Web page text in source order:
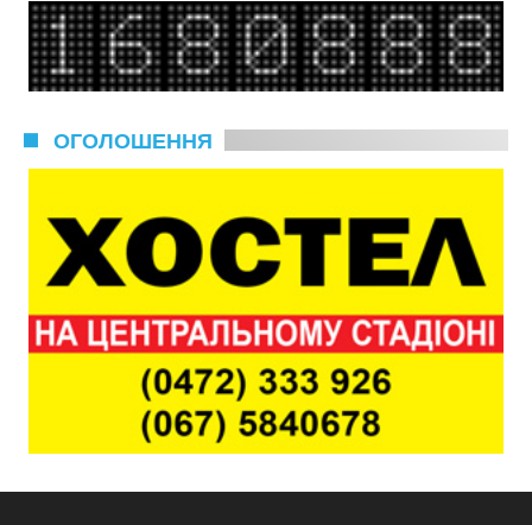
ОГОЛОШЕННЯ